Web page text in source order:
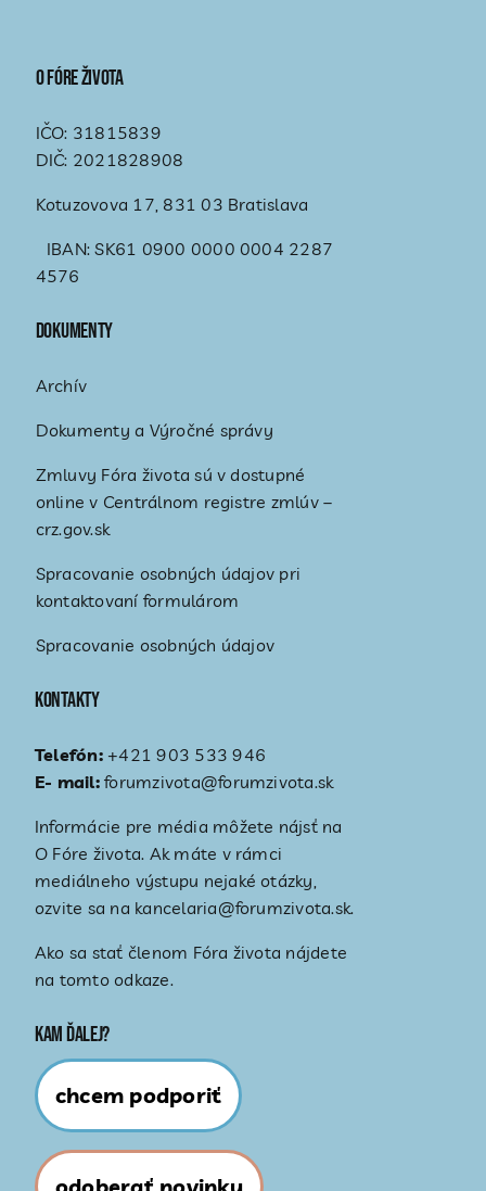
O fóre života
IČO: 31815839
DIČ: 2021828908
Kotuzovova 17, 831 03 Bratislava
IBAN: SK61 0900 0000 0004 2287
4576
Dokumenty
Archív
Dokumenty a Výročné správy
Zmluvy Fóra života sú v dostupné
online v Centrálnom registre zmlúv –
crz.gov.sk
Spracovanie osobných údajov pri
kontaktovaní formulárom
Spracovanie osobných údajov
Kontakty
Telefón:+421 903 533 946
E- mail:forumzivota@forumzivota.sk
Informácie pre média môžete nájsť na
O Fóre života. Ak máte v rámci
mediálneho výstupu nejaké otázky,
ozvite sa na kancelaria@forumzivota.sk.
Ako sa stať členom Fóra života nájdete
na tomto odkaze.
Kam ďalej?
chcem podporiť